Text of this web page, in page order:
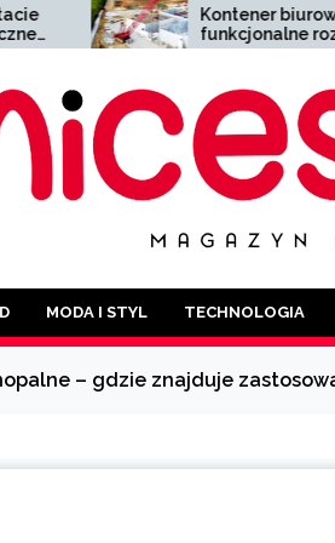
Kontener biurowy z WC –
funkcjonalne rozwiązanie
dla każdej branży
MODA I STYL TECHNOLOGIA
– gdzie znajduje